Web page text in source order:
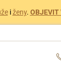
iženy. OBJEVIT